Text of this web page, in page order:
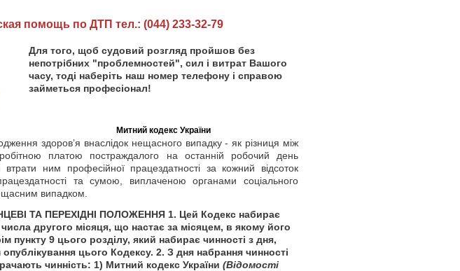
помощь по ДТП тел.: (044) 233-32-79
Для того, щоб судовий розгляд пройшов без
непотрібних "проблемностей", сил і витрат Вашого
часу, тоді наберіть наш номер телефону і справою
займеться професіонал!
Митний кодекс України
здоров’я внаслідок нещасного випадку - як різниця між
платою постраждалого на останній робочий день
ним професійної працездатності за кожний відсоток
та сумою, виплаченою органами соціального
випадком.
ТА ПЕРЕХІДНІ ПОЛОЖЕННЯ 1. Цей Кодекс набирає
другого місяця, що настає за місяцем, в якому його
пункту 9 цього розділу, який набирає чинності з дня,
цього Кодексу. 2. З дня набрання чинності
чинність: 1) Митний кодекс України (Відомості